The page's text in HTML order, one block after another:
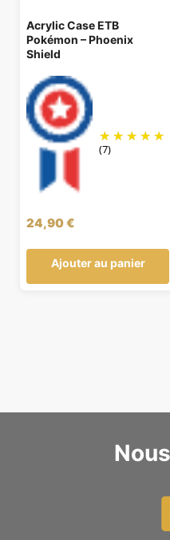
Acrylic Case ETB
Pokémon – Phoenix
Shield
(7)
24,90€
Ajouter au panier